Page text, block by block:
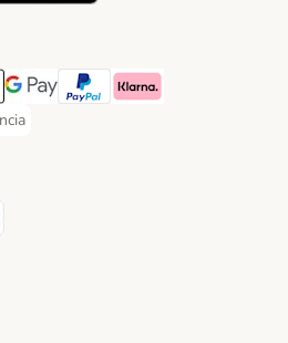
Payment Method
Payment Method
Google Pay Payment Method
PayPal Payment Method
Klarna Payment Method
Payment Method
Method
Method